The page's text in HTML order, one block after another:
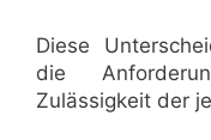
Diese
die
Zulässigkeit der